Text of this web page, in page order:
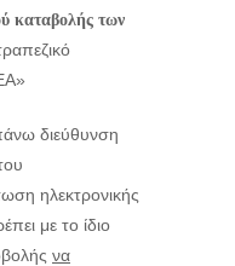
καταβολής των
διεύθυνση
ηλεκτρονικής
με το ίδιο
να